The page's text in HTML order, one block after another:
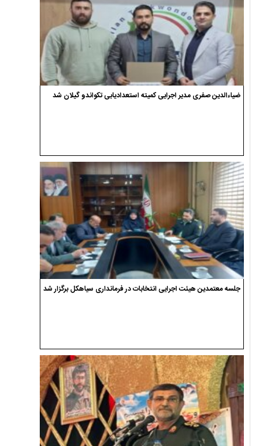
ضیاءالدین صفری مدیر اجرایی کمیته استعدادیابی تکواندو گیلان شد
جلسه معتمدین هیئت اجرایی انتخابات در فرمانداری سیاهکل برگزار شد